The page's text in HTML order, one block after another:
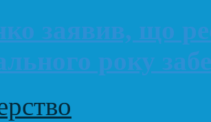
заявив, що
року